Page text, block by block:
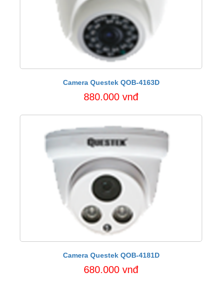
Camera Questek QOB-4163D
880.000 vnđ
Camera Questek QOB-4181D
680.000 vnđ